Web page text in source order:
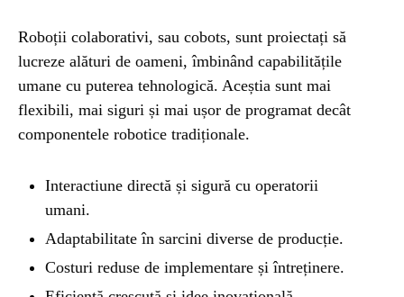
Roboții colaborativi, sau cobots, sunt proiectați să
lucreze alături de oameni, îmbinând capabilitățile
umane cu puterea tehnologică. Aceștia sunt mai
flexibili, mai siguri și mai ușor de programat decât
componentele robotice tradiționale.
Interactiune directă și sigură cu operatorii
umani.
Adaptabilitate în sarcini diverse de producție.
Costuri reduse de implementare și întreținere.
POPULAR
STIRI 1 year ago
Barajul Trei Defileuri a Încetinit Rotația
Pământului: Mit sau Realitate?
BLOG
Seriale turcesti:Top 5 cele mai bune seriale